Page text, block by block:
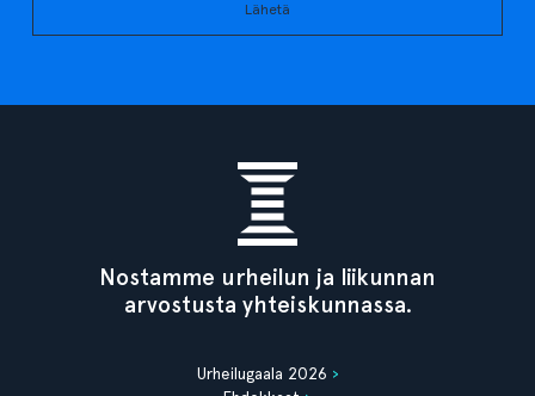
Lähetä
Nostamme urheilun ja liikunnan
arvostusta yhteiskunnassa.
Urheilugaala 2026